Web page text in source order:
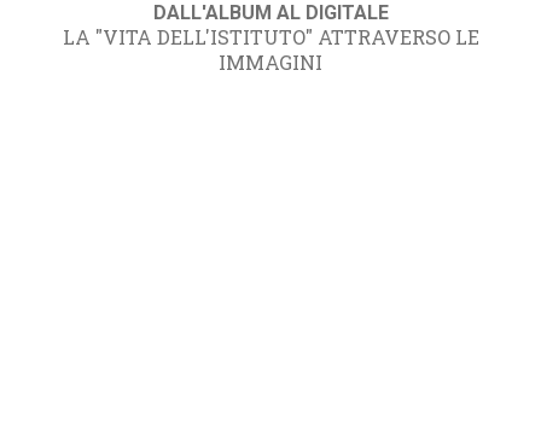
DALL'ALBUM AL DIGITALE
LA "VITA DELL'ISTITUTO" ATTRAVERSO LE
IMMAGINI